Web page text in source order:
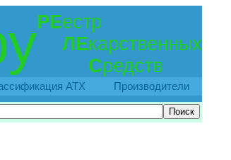
РЕестр
ЛЕкарственных
Средств
АТХ Производители